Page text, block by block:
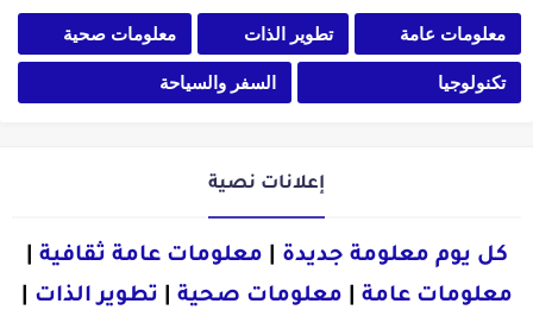
معلومات عامة تطوير الذات معلومات صحية
تكنولوجيا السفر والسياحة
إعلانات نصية
كل يوم معلومة جديدة معلومات عامة ثقافية
معلومات عامة
معلومات صحية تطوير الذات